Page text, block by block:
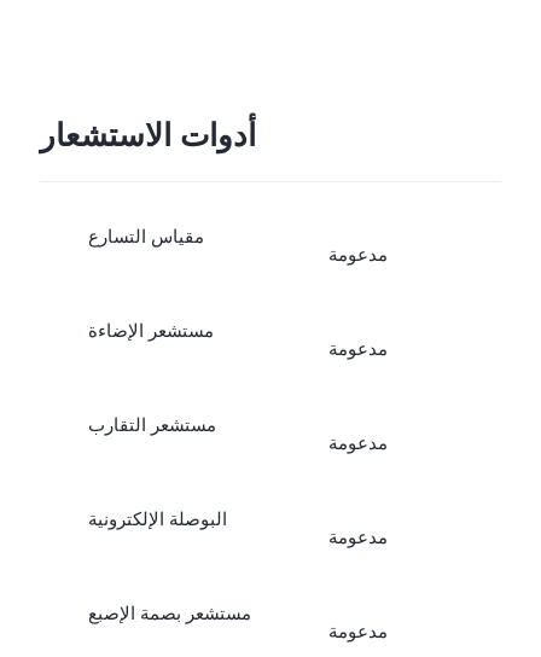
أدوات الاستشعار
مقياس التسارع
مدعومة
مستشعر الإضاءة
مدعومة
مستشعر التقارب
مدعومة
البوصلة الإلكترونية
مدعومة
مستشعر بصمة الإصبع
مدعومة